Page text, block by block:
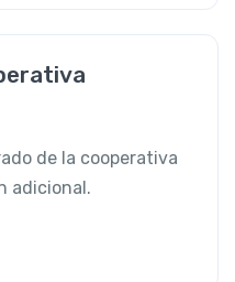
de la cooperativa
adicional.